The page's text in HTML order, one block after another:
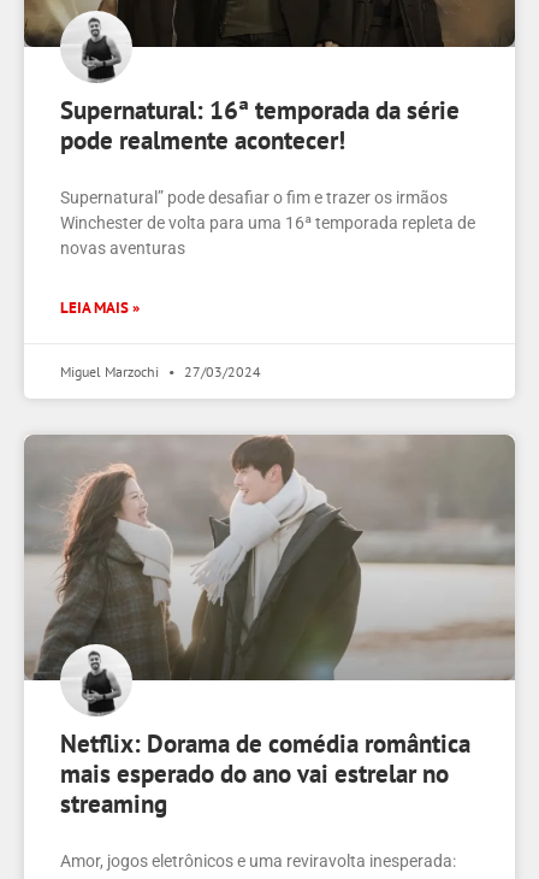
Supernatural: 16ª temporada da série
pode realmente acontecer!
Supernatural” pode desafiar o fim e trazer os irmãos
Winchester de volta para uma 16ª temporada repleta de
novas aventuras
LEIA MAIS »
Miguel Marzochi 27/03/2024
Netflix: Dorama de comédia romântica
mais esperado do ano vai estrelar no
streaming
Amor, jogos eletrônicos e uma reviravolta inesperada: